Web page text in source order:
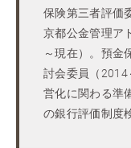
保険第三者評価
京都公金管理ア
～現在）。預金
討会委員（2014
営化に関わる準
の銀行評価制度